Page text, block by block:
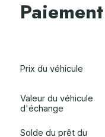
Prix du véhicule
Valeur du véhicule
d'échange
Solde du prêt du